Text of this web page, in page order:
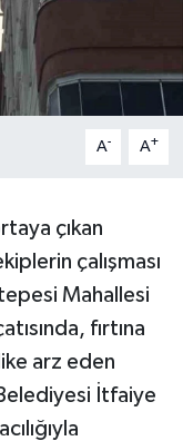
A- A+
çıkan
çalışması
Mahallesi
fırtına
arz eden
İtfaiye